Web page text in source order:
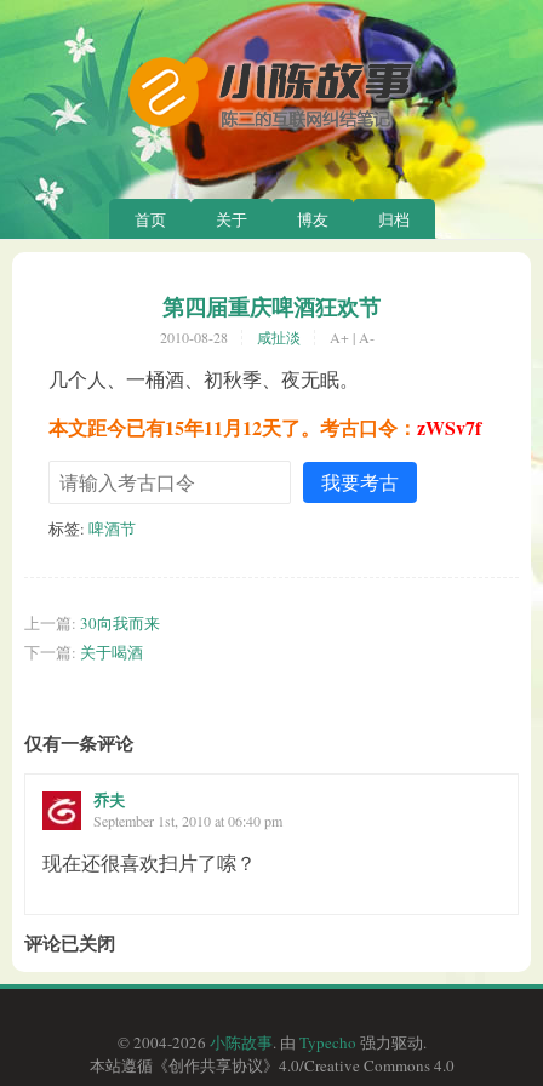
首页 关于 博友 归档
第四届重庆啤酒狂欢节
2010-08-28 咸扯淡 A+ |A-
几个人、一桶酒、初秋季、夜无眠。
本文距今已有15年11月12天了。考古口令： zWSv7f
我要考古
标签: 啤酒节
上一篇: 30向我而来
下一篇: 关于喝酒
仅有一条评论
乔夫
September 1st, 2010 at 06:40 pm
现在还很喜欢扫片了嗦？
评论已关闭
© 2004-2026 小陈故事. 由 Typecho 强力驱动.
本站遵循《创作共享协议》4.0/Creative Commons 4.0